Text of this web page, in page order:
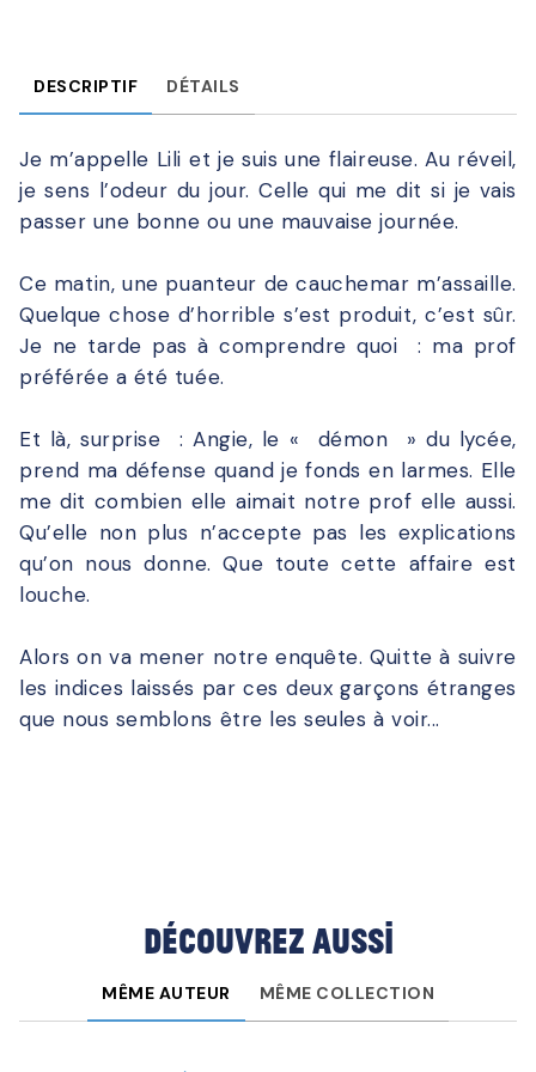
DESCRIPTIF DÉTAILS
Je m’appelle Lili et je suis une flaireuse. Au réveil,
je sens l’odeur du jour. Celle qui me dit si je vais
passer une bonne ou une mauvaise journée.
Ce matin, une puanteur de cauchemar m’assaille.
Quelque chose d’horrible s’est produit, c’est sûr.
Je ne tarde pas à comprendre quoi : ma prof
préférée a été tuée.
Et là, surprise : Angie, le « démon » du lycée,
prend ma défense quand je fonds en larmes. Elle
me dit combien elle aimait notre prof elle aussi.
Qu’elle non plus n’accepte pas les explications
qu’on nous donne. Que toute cette affaire est
louche.
Alors on va mener notre enquête. Quitte à suivre
les indices laissés par ces deux garçons étranges
que nous semblons être les seules à voir...
Découvrez aussi
MÊME AUTEUR MÊME COLLECTION